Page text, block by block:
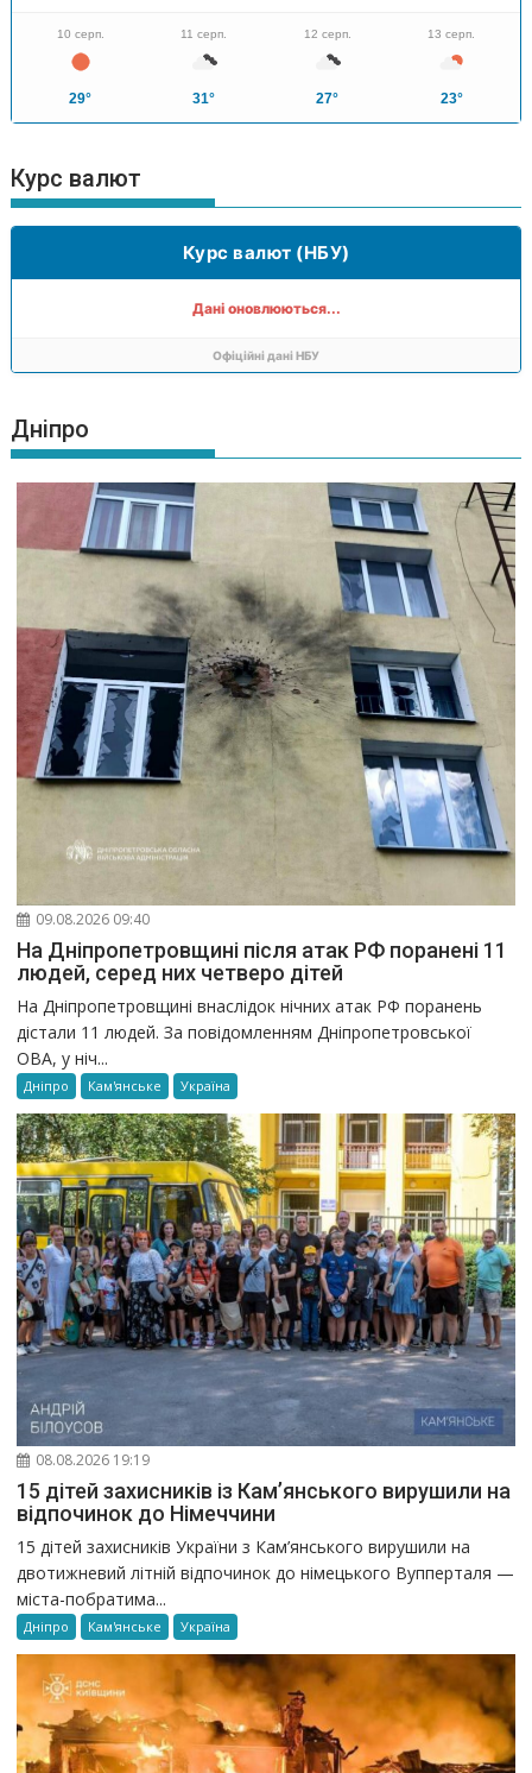
10 серп.
29°
11 серп.
31°
12 серп.
27°
13 серп.
23°
Курс валют
Курс валют (НБУ)
Дані оновлюються...
Офіційні дані НБУ
Дніпро
09.08.2026 09:40
На Дніпропетровщині після атак РФ поранені 11
людей, серед них четверо дітей
На Дніпропетровщині внаслідок нічних атак РФ поранень
дістали 11 людей. За повідомленням Дніпропетровської
ОВА, у ніч...
Дніпро Кам'янське Україна
08.08.2026 19:19
15 дітей захисників із Кам’янського вирушили на
відпочинок до Німеччини
15 дітей захисників України з Кам’янського вирушили на
двотижневий літній відпочинок до німецького Вупперталя —
міста-побратима...
Дніпро Кам'янське Україна